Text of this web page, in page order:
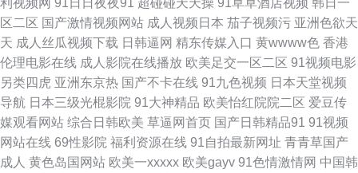
品五区 极品毛片 狼友91 欧美黑人大吊 青青草青娱乐伊人 日韩精品第四页
伪娘91 亚洲另类调教 足交国产在线黑丝 91精东久久 AV性爱一本道 超碰碰
激情 豆花tv网 国产在线第一页 精东91 久久大香一本AV 青青艹Av 日日夜夜
国产精品 午夜福利三区 亚洲欧洲成人另类 91精品丝袜高跟 91作爱 wwwAV
五月天 大香蕉57 国产日本91在线 久久露脸视频 欧美人人摸 日本浮力影院
利视频网 91日日夜夜91 超碰碰天天操 91草草酒店视频 韩日一
区二区 国产激情视频网站 成人视频日本 茄子视频污 亚洲色欲天
天 成人丝瓜视频下载 日韩逼网 精东传媒入口 黄wwww色 香港
伦理电影在线 成人影院在线播放 欧美足交一区二区 91视频电影
另类四虎 亚洲东京热 国产不卡在线 91九色视频 日本天堂视频
导航 日本三级光棍影院 91大神精品 欧美怡红院院二区 爱豆传
媒观看网站 综合日韩欧美 草逼网首页 国产日韩精品91 91视频
网站在线 69性影院 福利资源在线 91自拍最新网址 青青草国产
成人 黄色岛国网站 欧美一xxxxx 欧美gayv 91色情激情网 中国韩